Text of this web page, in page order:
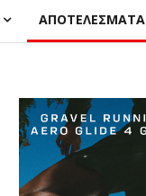
ΑΠΟΤΕΛΕΣΜΑΤΑ